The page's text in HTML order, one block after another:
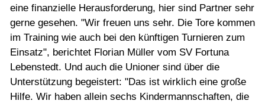
eine finanzielle Herausforderung, hier sind Partner sehr
gerne gesehen. "Wir freuen uns sehr. Die Tore kommen
im Training wie auch bei den künftigen Turnieren zum
Einsatz", berichtet Florian Müller vom SV Fortuna
Lebenstedt. Und auch die Unioner sind über die
Unterstützung begeistert: "Das ist wirklich eine große
Hilfe. Wir haben allein sechs Kindermannschaften, die